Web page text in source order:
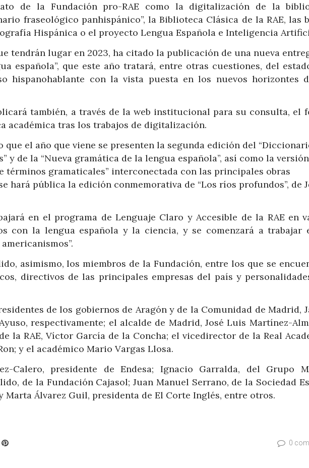
de la Fundación pro-RAE como la digitalización de la
fraseológico panhispánico”, la Biblioteca Clásica de la RAE, las
Hispánica o el proyecto Lengua Española e Inteligencia
tendrán lugar en 2023, ha citado la publicación de una nueva
española”, que este año tratará, entre otras cuestiones, del
hispanohablante con la vista puesta en los nuevos horizontes
también, a través de la web institucional para su consulta, el
académica tras los trabajos de digitalización.
que el año que viene se presenten la segunda edición del
y de la “Nueva gramática de la lengua española”, así como la versión
términos gramaticales” interconectada con las principales obras
hará pública la edición conmemorativa de “Los ríos profundos”, de
en el programa de Lenguaje Claro y Accesible de la RAE en
con la lengua española y la ciencia, y se comenzará a trabajar
asimismo, los miembros de la Fundación, entre los que se
directivos de las principales empresas del país y
de los gobiernos de Aragón y de la Comunidad de Madrid,
respectivamente; el alcalde de Madrid, José Luis Martínez-
la RAE, Víctor García de la Concha; el vicedirector de la Real
y el académico Mario Vargas Llosa.
Calero, presidente de Endesa; Ignacio Garralda, del Grupo
de la Fundación Cajasol; Juan Manuel Serrano, de la Sociedad
Marta Álvarez Guil, presidenta de El Corte Inglés, entre otros.
Pinterest 0